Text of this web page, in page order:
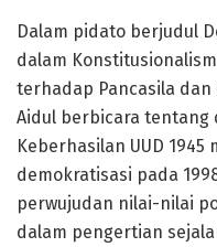
Dalam pidato berjudul
dalam
terhadap Pancasila dan
Aidul berbicara tentang
Keberhasilan UUD
demokratisasi pada
perwujudan nilai-nilai
dalam pengertian